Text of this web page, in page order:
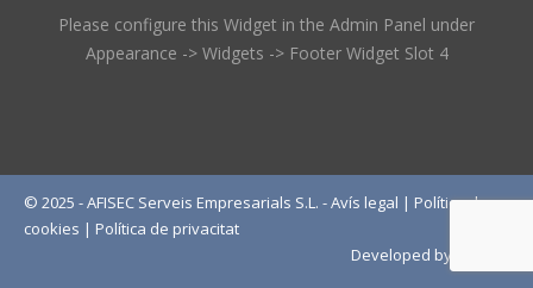
Please configure this Widget in the Admin Panel under
Appearance -> Widgets -> Footer Widget Slot 4
© 2025 - AFISEC Serveis Empresarials S.L. -Avís legal | Política de
cookies | Política de privacitat
Developed by